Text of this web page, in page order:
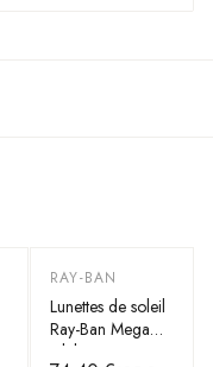
-40%
RAY-BAN
Lunettes de soleil
Ray-Ban Mega
Clubmaster